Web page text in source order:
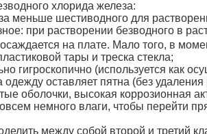
хлорида железа:
меньше шестиводного для
при растворении безводного в
на плате. Мало того, в
тары и треска стекла;
гигроскопично (используется как
оставляет пятна (без
оболочки, высокая коррозионная
немного влаги, чтобы перейти
между собой второй и третий